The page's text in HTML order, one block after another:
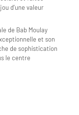
d’une valeur
de Bab Moulay
et son
de sophistication
le centre